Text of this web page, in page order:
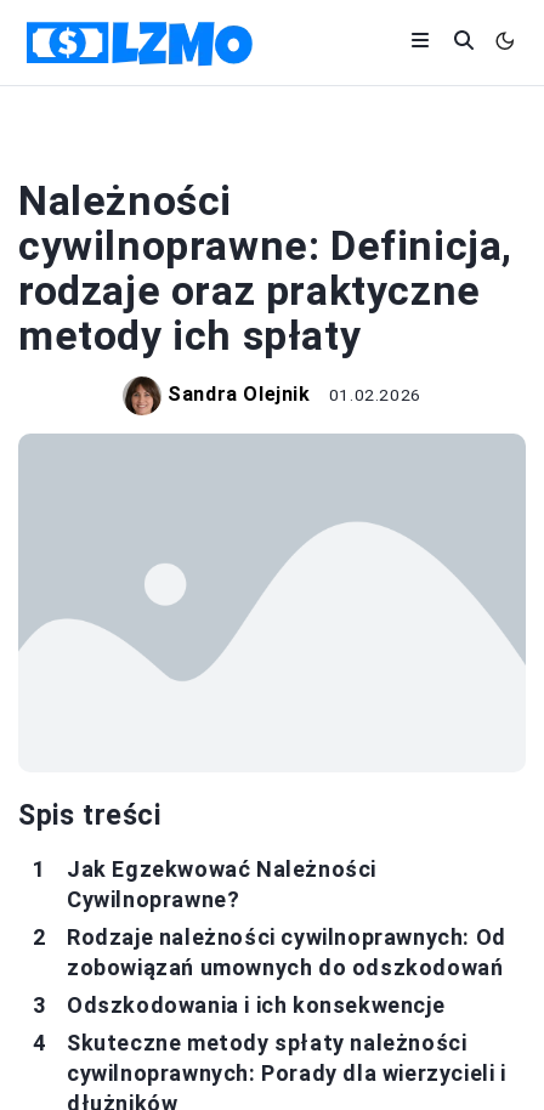
Należności
cywilnoprawne: Definicja,
rodzaje oraz praktyczne
metody ich spłaty
Sandra Olejnik 01.02.2026
Spis treści
Jak Egzekwować Należności
Cywilnoprawne?
Rodzaje należności cywilnoprawnych: Od
zobowiązań umownych do odszkodowań
Odszkodowania i ich konsekwencje
Skuteczne metody spłaty należności
cywilnoprawnych: Porady dla wierzycieli i
dłużników